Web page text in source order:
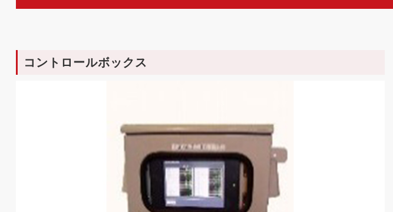
コントロールボックス